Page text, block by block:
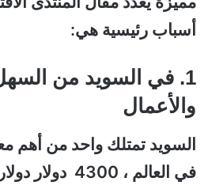
أسباب رئيسية هي:
1. في السويد من السهل
والأعمال
السويد تمتلك واحد من أهم
في العالم ،